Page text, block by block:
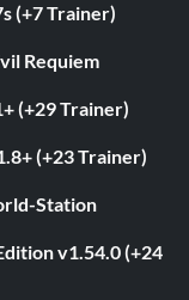
(+7 Trainer)
Requiem
(+29 Trainer)
(+23 Trainer)
Station
v1.54.0 (+24